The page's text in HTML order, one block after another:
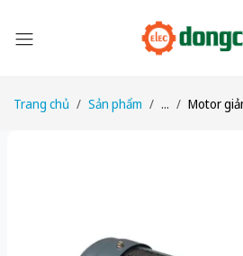
Trang chủ Sản phẩm ... Motor giảm tốc